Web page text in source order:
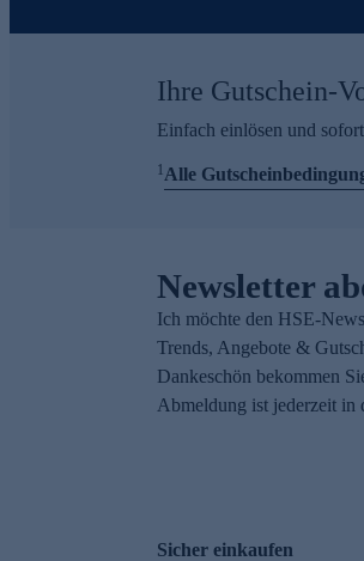
Ihre Gutschein-
Einfach einlösen und
1Alle
Newsletter
Ich möchte den HSE-
Trends, Angebote &
Dankeschön bekommen
Abmeldung ist jederzeit
Sicher einkaufen